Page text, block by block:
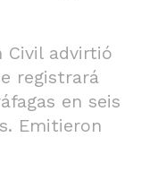
Civil advirtió
registrará
en seis
Emitieron